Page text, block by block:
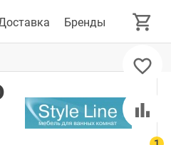
Бренды